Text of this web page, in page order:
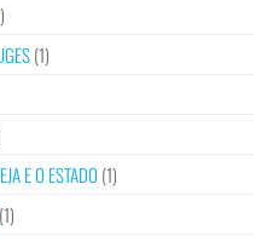
(1)
E O ESTADO (1)
(1)